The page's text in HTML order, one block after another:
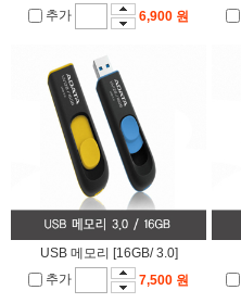
추가
6,900 원
USB 메모리 [16GB/ 3.0]
추가
7,500 원